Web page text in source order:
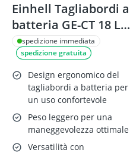
Einhell Tagliabordi a
batteria GE-CT 18 Li -
Solo
spedizione immediata
spedizione gratuita
Design ergonomico del
tagliabordi a batteria per
un uso confortevole
Peso leggero per una
maneggevolezza ottimale
Versatilità con